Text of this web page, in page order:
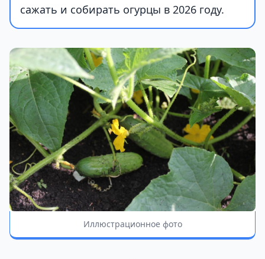
сажать и собирать огурцы в 2026 году.
Иллюстрационное фото